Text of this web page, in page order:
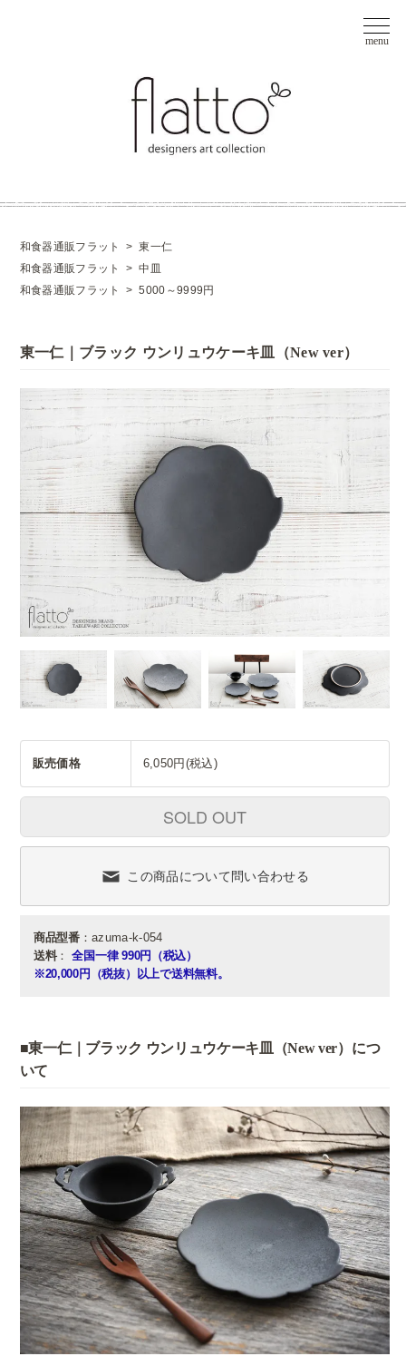
和食器通販フラット >東一仁
和食器通販フラット
>中皿
和食器通販フラット
>5000～9999円
東一仁｜ブラック ウンリュウケーキ皿（New ver）
販売価格 6,050円(税込)
SOLD OUT
この商品について問い合わせる
商品型番：azuma-k-054
送料： 全国一律 990円（税込）
※20,000円（税抜）以上で送料無料。
■東一仁｜ブラック ウンリュウケーキ皿（New ver）につ
いて